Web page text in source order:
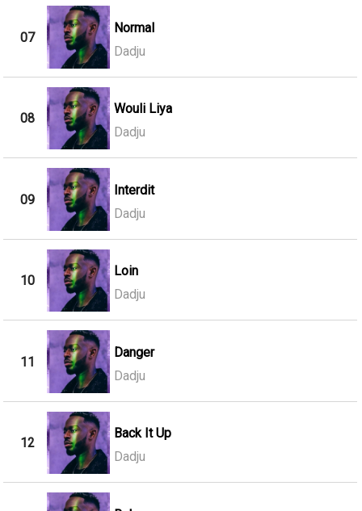
07
Normal
Dadju
08
Wouli Liya
Dadju
09
Interdit
Dadju
10
Loin
Dadju
11
Danger
Dadju
12
Back It Up
Dadju